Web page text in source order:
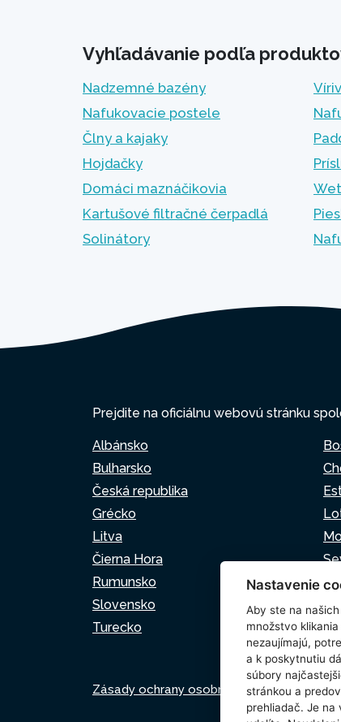
Vyhľadávanie podľa
Nadzemné bazény
Nafukovacie postele
Člny a kajaky
Hojdačky
Domáci maznáčikovia
Kartušové filtračné čerpadlá
Solinátory
Prejdite na oficiálnu webovú stránku
Albánsko
Bulharsko
Česká republika
Grécko
Litva
Čierna Hora
Rumunsko
Slovensko
Turecko
Zásady ochrany osobných údajov
Nastavenie
Aby ste na
množstvo
nezaujímajú,
a k poskytnutiu
súbory
stránkou a
prehliadač. Je na